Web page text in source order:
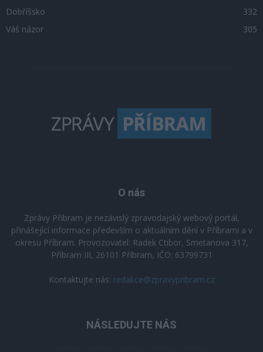
Dobříšsko
332
Váš názor
305
O nás
Zprávy Příbram je nezávislý zpravodajský webový portál,
přinášející informace především o aktuálním dění v Příbrami a v
okresu Příbram. Provozovatel: Radek Ctibor, Smetanova 317,
Příbram III, 26101 Příbram, IČO: 63799731
Kontaktujte nás: redakce@zpravypribram.cz
NÁSLEDUJTE NÁS